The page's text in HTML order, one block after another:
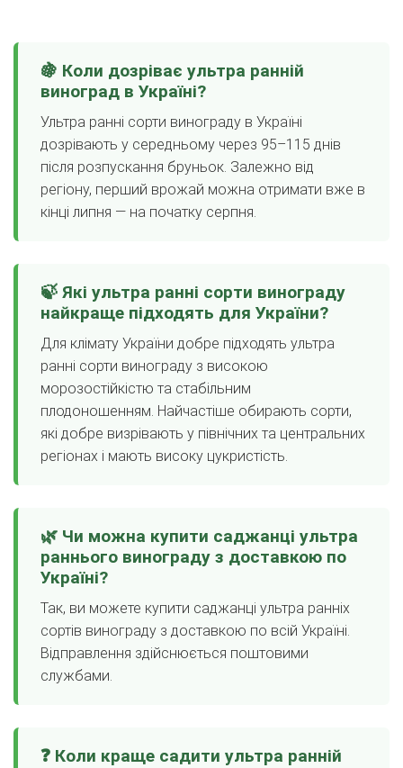
🍇 Коли дозріває ультра ранній
виноград в Україні?
Ультра ранні сорти винограду в Україні
дозрівають у середньому через 95–115 днів
після розпускання бруньок. Залежно від
регіону, перший врожай можна отримати вже в
кінці липня — на початку серпня.
🍃 Які ультра ранні сорти винограду
найкраще підходять для України?
Для клімату України добре підходять ультра
ранні сорти винограду з високою
морозостійкістю та стабільним
плодоношенням. Найчастіше обирають сорти,
які добре визрівають у північних та центральних
регіонах і мають високу цукристість.
🌿 Чи можна купити саджанці ультра
раннього винограду з доставкою по
Україні?
Так, ви можете купити саджанці ультра ранніх
сортів винограду з доставкою по всій Україні.
Відправлення здійснюється поштовими
службами.
❓ Коли краще садити ультра ранній